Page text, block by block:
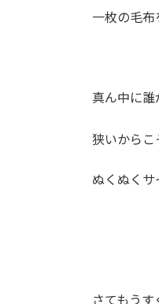
一枚の毛
真ん中に誰
狭いからこ
ぬくぬくサ
さてもうす